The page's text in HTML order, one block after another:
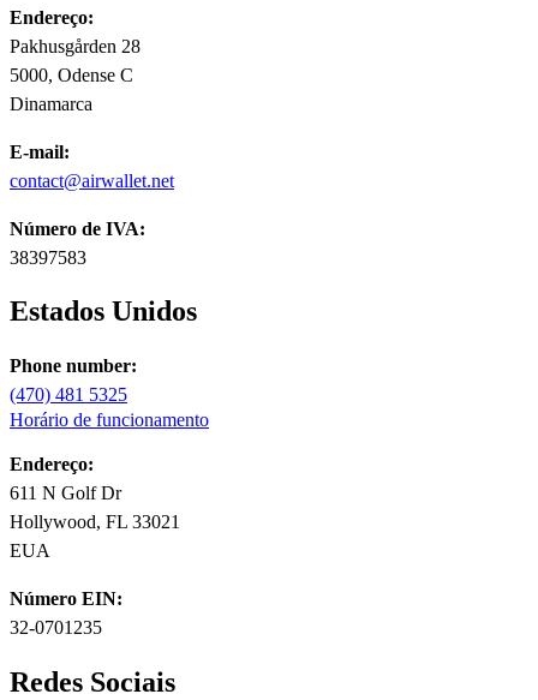
Endereço:
Pakhusgården 28
5000, Odense C
Dinamarca
E-mail:
contact@airwallet.net
Número de IVA:
38397583
Estados Unidos
Phone number:
(470) 481 5325
Horário de funcionamento
Endereço:
611 N Golf Dr
Hollywood, FL 33021
EUA
Número EIN:
32-0701235
Redes Sociais